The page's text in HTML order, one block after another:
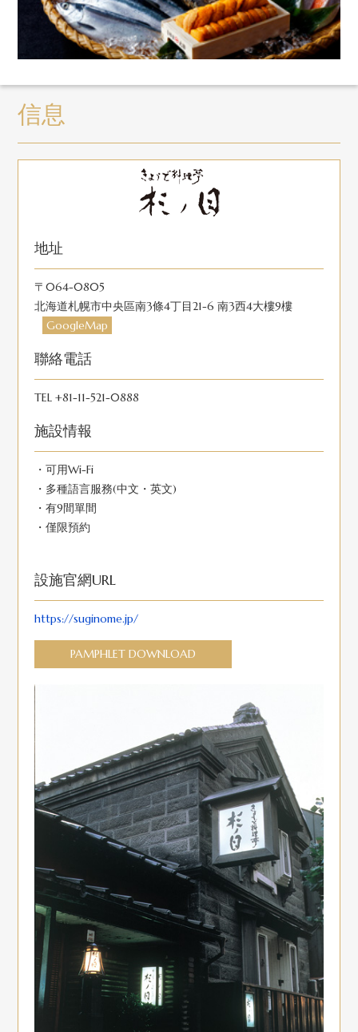
信息
地址
〒064-0805
北海道札幌市中央區南3條4丁目21-6 南3西4大樓9樓
GoogleMap
聯絡電話
TEL +81-11-521-0888
施設情報
・可用Wi-Fi
・多種語言服務(中文・英文)
・有9間單間
・僅限預約
設施官網URL
https://suginome.jp/
PAMPHLET DOWNLOAD